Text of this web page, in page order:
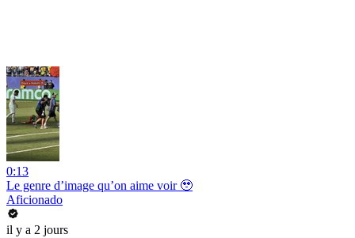
0:13
Le genre d’image qu’on aime voir 🥹
Aficionado
il y a 2 jours